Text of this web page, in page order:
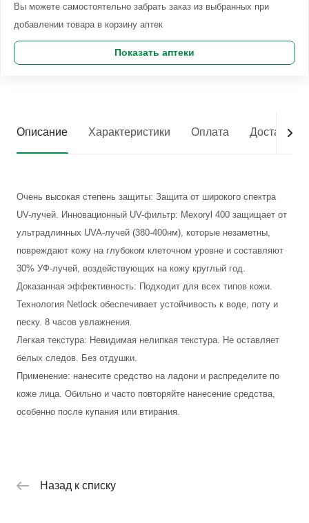
Вы можете самостоятельно забрать заказ из выбранных при
добавлении товара в корзину аптек
Показать аптеки
Описание Характеристики Оплата Доставка
Очень высокая степень защиты: Защита от широкого спектра
UV-лучей. Инновационный UV-фильтр: Mexoryl 400 защищает от
ультрадлинных UVA-лучей (380-400нм), которые незаметны,
повреждают кожу на глубоком клеточном уровне и составляют
30% УФ-лучей, воздействующих на кожу круглый год.
Доказанная эффективность: Подходит для всех типов кожи.
Технология Netlock обеспечивает устойчивость к воде, поту и
песку. 8 часов увлажнения.
Легкая текстура: Невидимая нелипкая текстура. Не оставляет
белых следов. Без отдушки.
Применение: нанесите средство на ладони и распределите по
коже лица. Обильно и часто повторяйте нанесение средства,
особенно после купания или втирания.
Назад к списку